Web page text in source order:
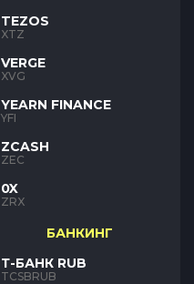
TEZOS
XTZ
VERGE
XVG
YEARN FINANCE
YFI
ZCASH
ZEC
0X
ZRX
БАНКИНГ
Т-БАНК RUB
TCSBRUB